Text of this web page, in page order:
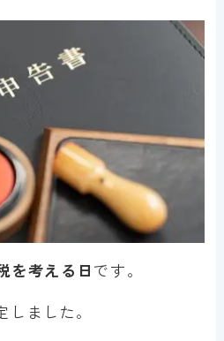
を考える日 です。
ました。